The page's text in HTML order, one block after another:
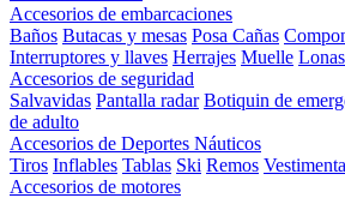
Accesorios de embarcaciones
Baños Butacas y mesas Posa Cañas
Interruptores y llaves Herrajes Muelle
Accesorios de seguridad
Salvavidas Pantalla radar Botiquin de
de adulto
Accesorios de Deportes Náuticos
Tiros Inflables Tablas Ski Remos Vestimenta
Accesorios de motores